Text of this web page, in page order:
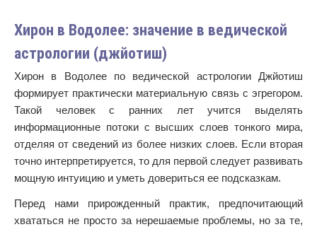
Хирон в Водолее: значение в ведической
астрологии (джйотиш)
Хирон в Водолее по ведической астрологии Джйотиш
формирует практически материальную связь с эгрегором.
Такой человек с ранних лет учится выделять
информационные потоки с высших слоев тонкого мира,
отделяя от сведений из более низких слоев. Если вторая
точно интерпретируется, то для первой следует развивать
мощную интуицию и уметь довериться ее подсказкам.
Перед нами прирожденный практик, предпочитающий
хвататься не просто за нерешаемые проблемы, но за те,